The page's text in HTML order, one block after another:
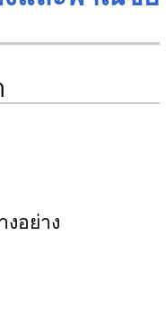
อย่าง